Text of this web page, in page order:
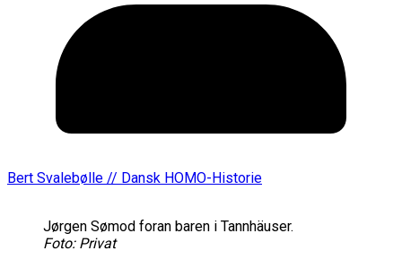
Bert Svalebølle // Dansk HOMO-Historie
Jørgen Sømod foran baren i Tannhäuser.
Foto: Privat